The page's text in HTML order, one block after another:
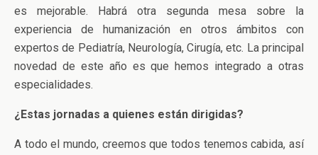
es mejorable. Habrá otra segunda mesa sobre la
experiencia de humanización en otros ámbitos con
expertos de Pediatría, Neurología, Cirugía, etc. La principal
novedad de este año es que hemos integrado a otras
especialidades.
¿Estas jornadas a quienes están dirigidas?
A todo el mundo, creemos que todos tenemos cabida, así